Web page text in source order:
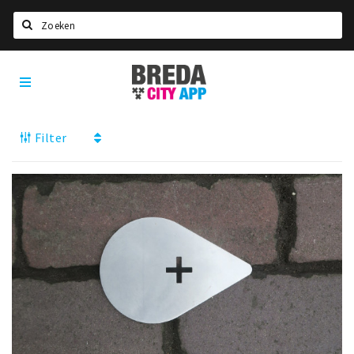
Home
Deals
Nieuws, interviews & blogs
Eten
Drinken
Slapen
Recreatief
Winkels
Breda
City
App
Filter